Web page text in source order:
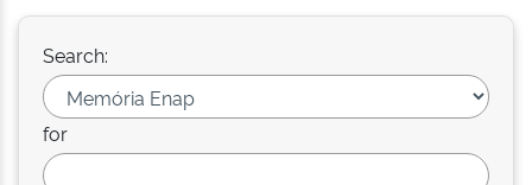
Search:
for